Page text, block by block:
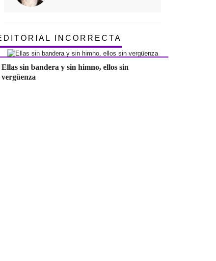
INCORRECTA
Ellas sin bandera y sin himno, ellos sin
vergüenza